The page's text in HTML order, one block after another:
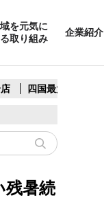
を元気に
取り組み
企業紹介
四国最大スリコ
暑続